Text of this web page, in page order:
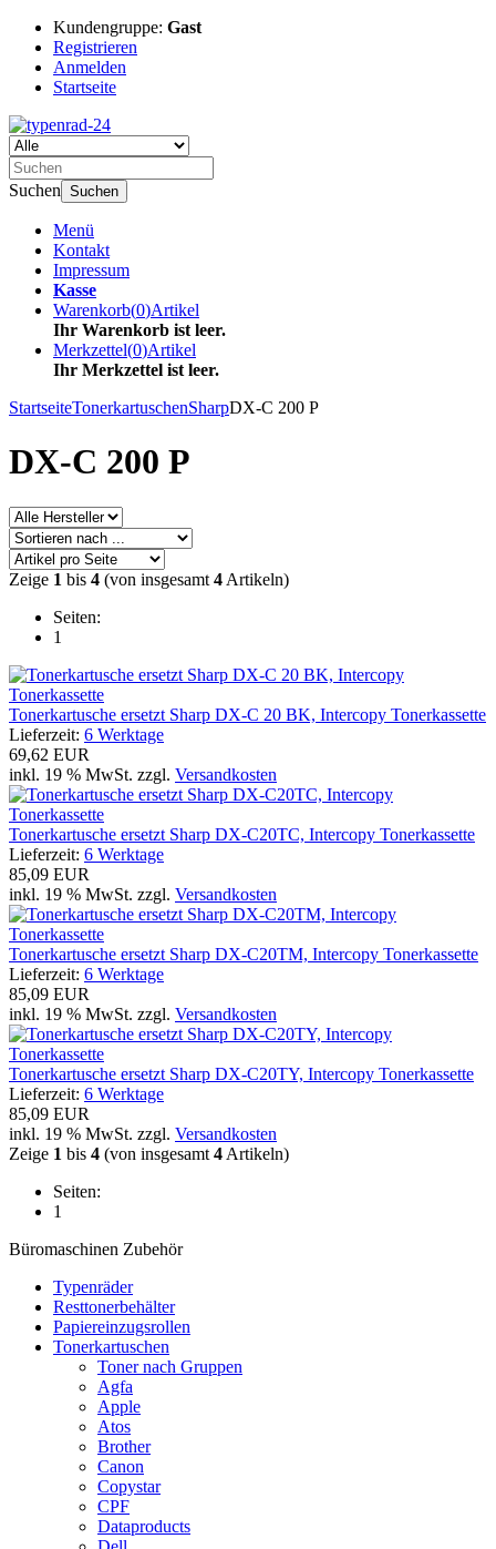
Kundengruppe: Gast
Registrieren
Anmelden
Startseite
Suchen Suchen
Menü
Kontakt
Impressum
Kasse
Warenkorb(0)Artikel
Ihr Warenkorb ist leer.
Merkzettel(0)Artikel
Ihr Merkzettel ist leer.
StartseiteTonerkartuschenSharpDX-C 200 P
DX-C 200 P
Zeige 1 bis 4 (von insgesamt 4 Artikeln)
Seiten:
1
Tonerkartusche ersetzt Sharp DX-C 20 BK, Intercopy Tonerkassette
Lieferzeit: 6 Werktage
69,62 EUR
inkl. 19 % MwSt. zzgl. Versandkosten
Tonerkartusche ersetzt Sharp DX-C20TC, Intercopy Tonerkassette
Lieferzeit: 6 Werktage
85,09 EUR
inkl. 19 % MwSt. zzgl. Versandkosten
Tonerkartusche ersetzt Sharp DX-C20TM, Intercopy Tonerkassette
Lieferzeit: 6 Werktage
85,09 EUR
inkl. 19 % MwSt. zzgl. Versandkosten
Tonerkartusche ersetzt Sharp DX-C20TY, Intercopy Tonerkassette
Lieferzeit: 6 Werktage
85,09 EUR
inkl. 19 % MwSt. zzgl. Versandkosten
Zeige 1 bis 4 (von insgesamt 4 Artikeln)
Seiten:
1
Büromaschinen Zubehör
Typenräder
Resttonerbehälter
Papiereinzugsrollen
Tonerkartuschen
Toner nach Gruppen
Agfa
Apple
Atos
Brother
Canon
Copystar
CPF
Dataproducts